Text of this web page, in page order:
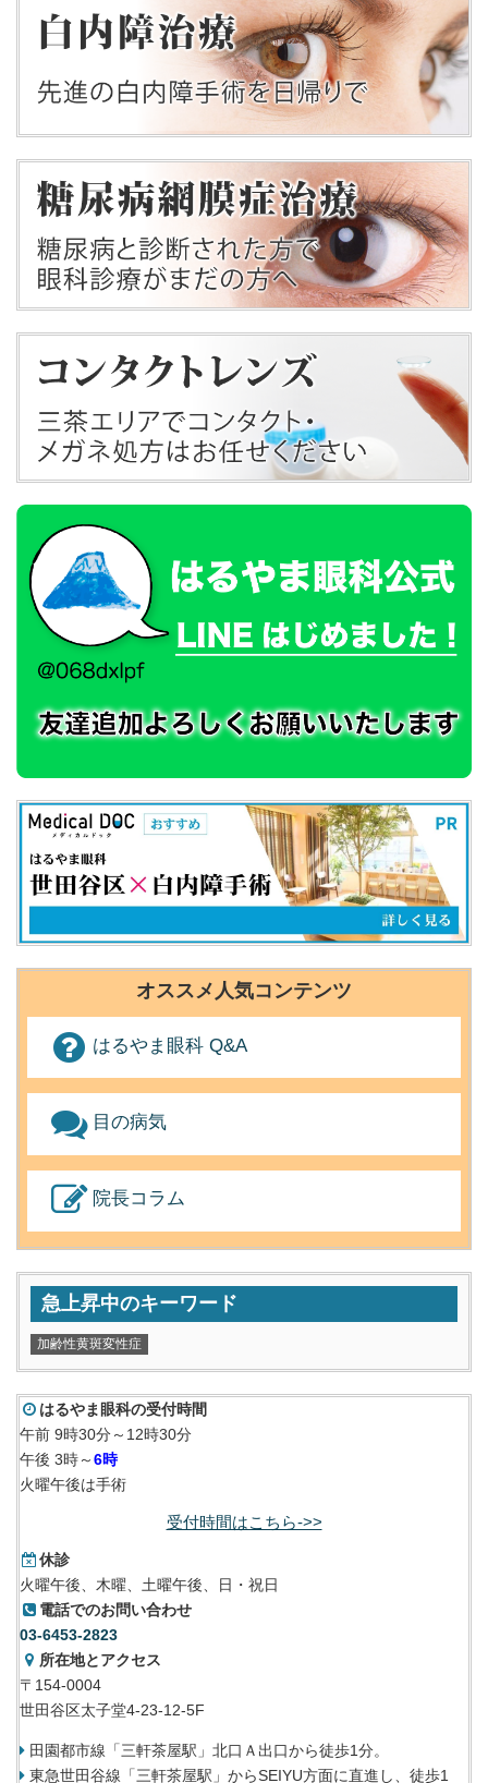
オススメ人気コンテンツ
はるやま眼科 Q&A
目の病気
院長コラム
急上昇中のキーワード
加齢性黄斑変性症
はるやま眼科の受付時間
午前 9時30分～12時30分
午後 3時～6時
火曜午後は手術
受付時間はこちら->>
休診
火曜午後、木曜、土曜午後、日・祝日
電話でのお問い合わせ
03-6453-2823
所在地とアクセス
〒154-0004
世田谷区太子堂4-23-12-5F
田園都市線「三軒茶屋駅」北口Ａ出口から徒歩1分。
東急世田谷線「三軒茶屋駅」からSEIYU方面に直進し、徒歩1